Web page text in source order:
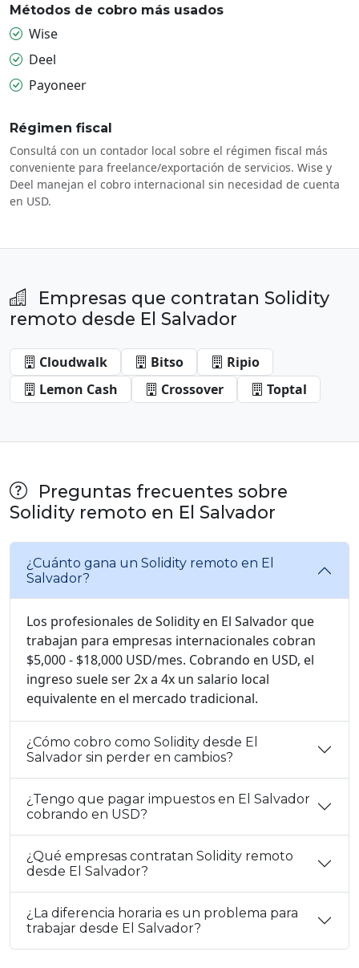
Métodos de cobro más usados
Wise
Deel
Payoneer
Régimen fiscal
Consultá con un contador local sobre el régimen fiscal más
conveniente para freelance/exportación de servicios. Wise y
Deel manejan el cobro internacional sin necesidad de cuenta
en USD.
Empresas que contratan Solidity
remoto desde El Salvador
Cloudwalk Bitso
Ripio
Lemon Cash
Crossover Toptal
Preguntas frecuentes sobre
Solidity remoto en El Salvador
¿Cuánto gana un Solidity remoto en El
Salvador?
Los profesionales de Solidity en El Salvador que
trabajan para empresas internacionales cobran
$5,000 - $18,000 USD/mes. Cobrando en USD, el
ingreso suele ser 2x a 4x un salario local
equivalente en el mercado tradicional.
¿Cómo cobro como Solidity desde El
Salvador sin perder en cambios?
¿Tengo que pagar impuestos en El Salvador
cobrando en USD?
¿Qué empresas contratan Solidity remoto
desde El Salvador?
¿La diferencia horaria es un problema para
trabajar desde El Salvador?